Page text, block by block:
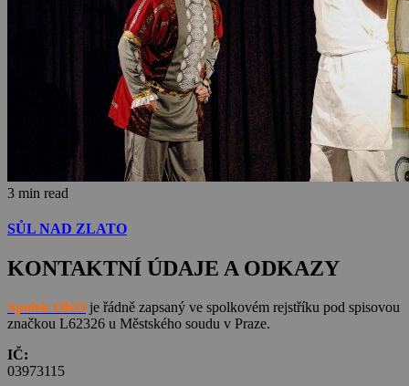
3 min read
SŮL NAD ZLATO
KONTAKTNÍ ÚDAJE A ODKAZY
Spolek OKO je řádně zapsaný ve spolkovém rejstříku pod spisovou
značkou L62326 u Městského soudu v Praze.
IČ:
03973115